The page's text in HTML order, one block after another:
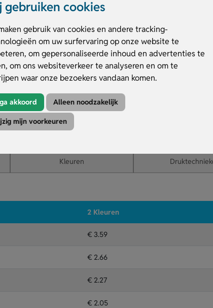
gebruiken cookies
gebruik van cookies en andere tracking-
om uw surfervaring op onze website te
om gepersonaliseerde inhoud en advertenties te
om ons websiteverkeer te analyseren en om te
waar onze bezoekers vandaan komen.
akkoord Alleen noodzakelijk
mijn voorkeuren
getest en gemaakt in Nederland. Informatie en
naam of eigen ontwerp (ook in full colour). Kies de tube aloë
een offerte aan.
50 ml
de tube voor maximale zichtbaarheid.
langdurig.
gemaakt; ideaal voor acties en give-aways.
Kleuren
2 Kleuren
€ 3.59
€ 2.66
€ 2.27
€ 2.05